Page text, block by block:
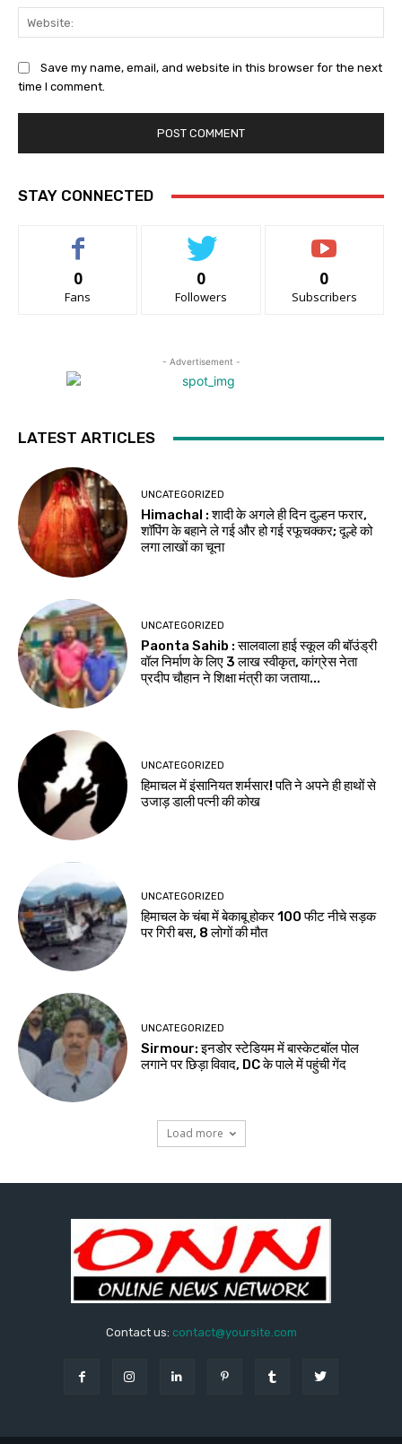
Save my name, email, and website in this browser for the next
time I comment.
STAY CONNECTED
0
Fans
0
Followers
0
Subscribers
- Advertisement -
LATEST ARTICLES
UNCATEGORIZED
Himachal : शादी के अगले ही दिन दुल्हन फरार,
शॉपिंग के बहाने ले गई और हो गई रफूचक्कर; दूल्हे को
लगा लाखों का चूना
UNCATEGORIZED
Paonta Sahib : सालवाला हाई स्कूल की बॉउंड्री
वॉल निर्माण के लिए ₹3 लाख स्वीकृत, कांग्रेस नेता
प्रदीप चौहान ने शिक्षा मंत्री का जताया...
UNCATEGORIZED
हिमाचल में इंसानियत शर्मसार! पति ने अपने ही हाथों से
उजाड़ डाली पत्नी की कोख
UNCATEGORIZED
हिमाचल के चंबा में बेकाबू होकर 100 फीट नीचे सड़क
पर गिरी बस, 8 लोगों की मौत
UNCATEGORIZED
Sirmour: इनडोर स्टेडियम में बास्केटबॉल पोल
लगाने पर छिड़ा विवाद, DC के पाले में पहुंची गेंद
Load more
Contact us: contact@yoursite.com